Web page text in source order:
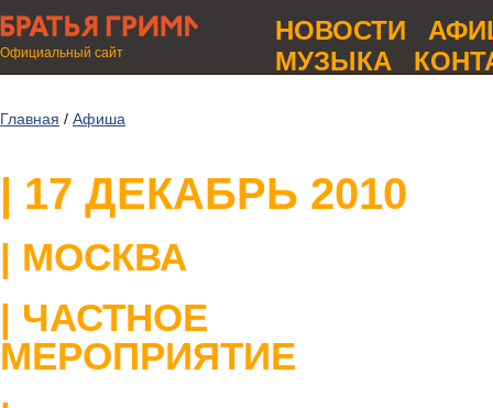
Официальный сайт
НОВОСТИ
МУЗЫКА
Главная / Афиша
| 17 ДЕКАБРЬ 2010
| МОСКВА
| ЧАСТНОЕ
МЕРОПРИЯТИЕ